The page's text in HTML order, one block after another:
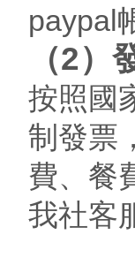
paypal
（2）
按照國
制發票
費、餐
我社客